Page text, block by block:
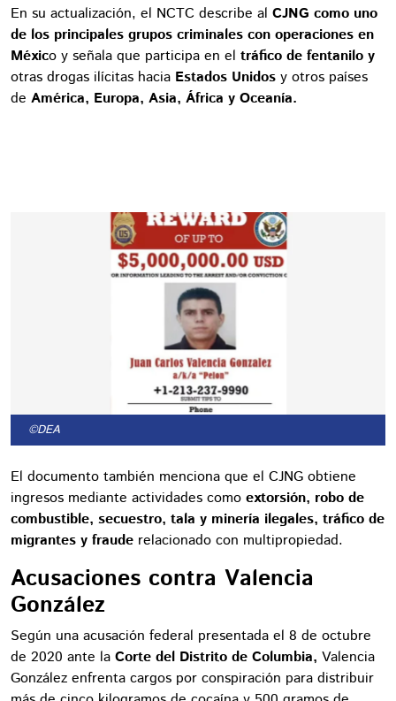
En su actualización, el NCTC describe al CJNG como uno
de los principales grupos criminales con operaciones en
México y señala que participa en el tráfico de fentanilo y
otras drogas ilícitas hacia Estados Unidos y otros países
de América, Europa, Asia, África y Oceanía.
©DEA
El documento también menciona que el CJNG obtiene
ingresos mediante actividades como extorsión, robo de
combustible, secuestro, tala y minería ilegales, tráfico de
migrantes y fraude relacionado con multipropiedad.
Acusaciones contra Valencia
González
Según una acusación federal presentada el 8 de octubre
de 2020 ante la Corte del Distrito de Columbia, Valencia
González enfrenta cargos por conspiración para distribuir